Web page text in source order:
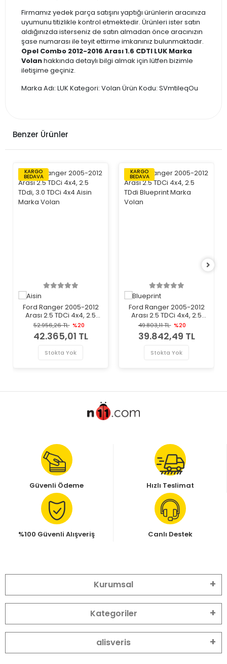
Firmamız yedek parça satışını yaptığı ürünlerin aracınıza
uyumunu titizlikle kontrol etmektedir. Ürünleri ister satın
aldığınızda isterseniz de satın almadan önce aracınızın
şase numarası ile teyit ettirme imkanınız bulunmaktadır.
Opel Combo 2012-2016 Arası 1.6 CDTI LUK Marka
Volanhakkında detaylı bilgi almak için lütfen bizimle
iletişime geçiniz.
Marka Adı: LUK Kategori: Volan Ürün Kodu: SVmtiIeqOu
Benzer Ürünler
KARGO
BEDAVA
Ford Ranger 2005-2012
Arası 2.5 TDCi 4x4, 2.5
TDdi, 3.0 TDCi 4x4 Aisin
Marka Volan
52.956,26 TL %20
42.365,01 TL
Stokta Yok
KARGO
BEDAVA
Ford Ranger 2005-2012
Arası 2.5 TDCi 4x4, 2.5
TDdi Blueprint Marka
Volan
49.803,11 TL %20
39.842,49 TL
Stokta Yok
Güvenli Ödeme Hızlı Teslimat
%100 Güvenli Alışveriş Canlı Destek
Kurumsal
Kategoriler
alisveris